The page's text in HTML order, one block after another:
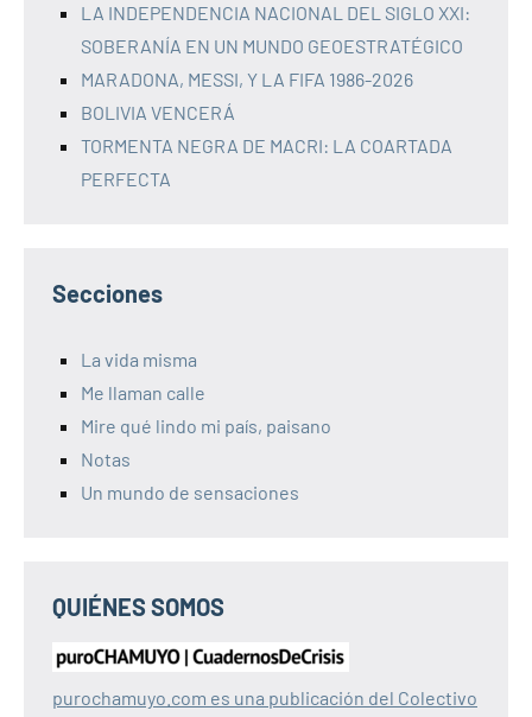
LA INDEPENDENCIA NACIONAL DEL SIGLO XXI:
SOBERANÍA EN UN MUNDO GEOESTRATÉGICO
MARADONA, MESSI, Y LA FIFA 1986-2026
BOLIVIA VENCERÁ
TORMENTA NEGRA DE MACRI: LA COARTADA
PERFECTA
Secciones
La vida misma
Me llaman calle
Mire qué lindo mi país, paisano
Notas
Un mundo de sensaciones
QUIÉNES SOMOS
purochamuyo.com es una publicación del Colectivo